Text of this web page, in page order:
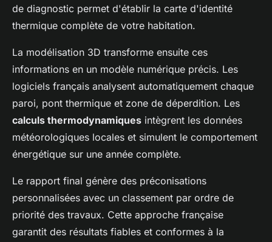
de diagnostic permet d'établir la carte d'identité
thermique complète de votre habitation.
La modélisation 3D transforme ensuite ces
informations en un modèle numérique précis. Les
logiciels français analysent automatiquement chaque
paroi, pont thermique et zone de déperdition. Les
calculs thermodynamiques intègrent les données
météorologiques locales et simulent le comportement
énergétique sur une année complète.
Le rapport final génère des préconisations
personnalisées avec un classement par ordre de
priorité des travaux. Cette approche française
garantit des résultats fiables et conformes à la